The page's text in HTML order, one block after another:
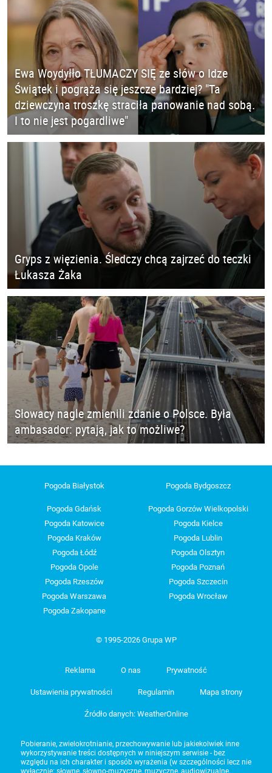
Ewa Woydyłło TŁUMACZY SIĘ ze słów o Idze
Świątek i pogrąża się jeszcze bardziej? "Ta
dziewczyna troszkę straciła panowanie nad sobą.
I to nie jest pogardliwe"
Gryps z więzienia. Śledczy chcą zajrzeć do teczki
Łukasza Żaka
Słowacy nagle zmienili zdanie o Polsce. Była
ambasador: pytają, jak to możliwe?
Pogoda Białystok Pogoda Bydgoszcz
Pogoda Gdańsk
Pogoda Gorzów Wielkopolski
Pogoda Katowice
Pogoda Kielce
Pogoda Kraków
Pogoda Lublin
Pogoda Łódź
Pogoda Olsztyn
Pogoda Opole
Pogoda Poznań
Pogoda Rzeszów
Pogoda Szczecin
Pogoda Warszawa
Pogoda Wrocław
Pogoda Zakopane
© 1995-2026 Grupa WP
Reklama O nas Prywatność
Ustawienia prywatności Regulamin Mapa strony
Źródło danych: WeatherOnline
Pobieranie, zwielokrotnianie, przechowywanie lub jakiekolwiek inne
wykorzystywanie treści dostępnych w niniejszym serwisie - bez
względu na ich charakter i sposób wyrażenia (w szczególności lecz nie
wyłącznie: słowne, słowno-muzyczne, muzyczne, audiowizualne,